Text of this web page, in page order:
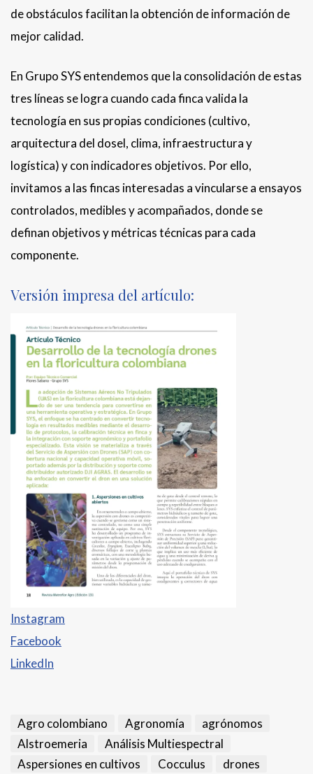
de obstáculos facilitan la obtención de información de
mejor calidad.
En Grupo SYS entendemos que la consolidación de estas
tres líneas se logra cuando cada finca valida la
tecnología en sus propias condiciones (cultivo,
arquitectura del dosel, clima, infraestructura y
logística) y con indicadores objetivos. Por ello,
invitamos a las fincas interesadas a vincularse a ensayos
controlados, medibles y acompañados, donde se
definan objetivos y métricas técnicas para cada
componente.
Versión impresa del artículo:
Instagram
Facebook
LinkedIn
Agro colombiano Agronomía
agrónomos
Alstroemeria
Análisis Multiespectral
Aspersiones en cultivos
Cocculus
drones